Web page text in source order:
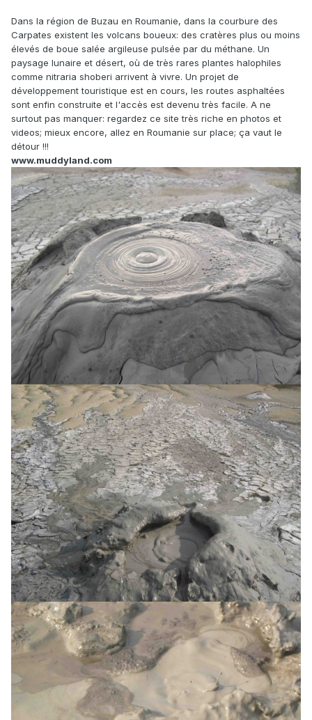
Dans la région de Buzau en Roumanie, dans la courbure des
Carpates existent les volcans boueux: des cratères plus ou moins
élevés de boue salée argileuse pulsée par du méthane. Un
paysage lunaire et désert, où de très rares plantes halophiles
comme nitraria shoberi arrivent à vivre. Un projet de
développement touristique est en cours, les routes asphaltées
sont enfin construite et l'accès est devenu très facile. A ne
surtout pas manquer: regardez ce site très riche en photos et
videos; mieux encore, allez en Roumanie sur place; ça vaut le
détour !!!
www.muddyland.com